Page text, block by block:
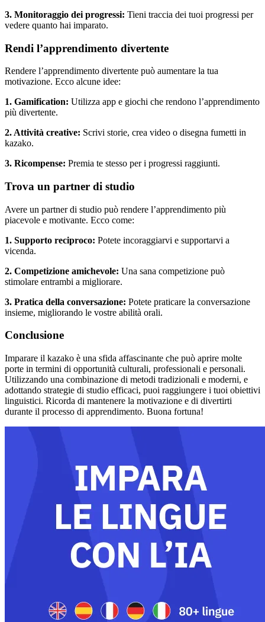
3. Monitoraggio dei progressi: Tieni traccia dei tuoi progressi per
vedere quanto hai imparato.
Rendi l’apprendimento divertente
Rendere l’apprendimento divertente può aumentare la tua
motivazione. Ecco alcune idee:
1. Gamification: Utilizza app e giochi che rendono l’apprendimento
più divertente.
2. Attività creative: Scrivi storie, crea video o disegna fumetti in
kazako.
3. Ricompense: Premia te stesso per i progressi raggiunti.
Trova un partner di studio
Avere un partner di studio può rendere l’apprendimento più
piacevole e motivante. Ecco come:
1. Supporto reciproco: Potete incoraggiarvi e supportarvi a
vicenda.
2. Competizione amichevole: Una sana competizione può
stimolare entrambi a migliorare.
3. Pratica della conversazione: Potete praticare la conversazione
insieme, migliorando le vostre abilità orali.
Conclusione
Imparare il kazako è una sfida affascinante che può aprire molte
porte in termini di opportunità culturali, professionali e personali.
Utilizzando una combinazione di metodi tradizionali e moderni, e
adottando strategie di studio efficaci, puoi raggiungere i tuoi obiettivi
linguistici. Ricorda di mantenere la motivazione e di divertirti
durante il processo di apprendimento. Buona fortuna!